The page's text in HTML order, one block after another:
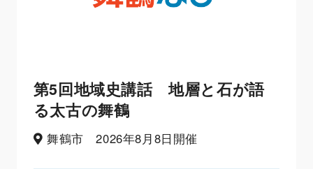
第5回地域史講話 地層と石が語
る太古の舞鶴
舞鶴市 2026年8月8日開催